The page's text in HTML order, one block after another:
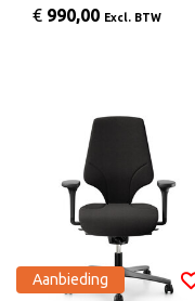
€ 990,00 Excl. BTW
Aanbieding